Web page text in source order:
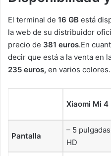
El terminal de 16 GB está
la web de su distribuidor
precio de 381 euros.En
decir que está a la venta en
235 euros, en varios colores.
Xiaomi Mi 4
Pantalla
– 5
HD